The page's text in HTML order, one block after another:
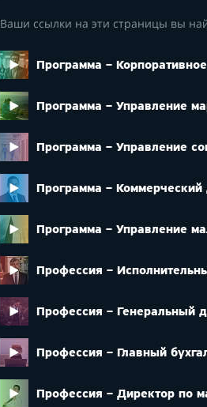
Ваши ссылки на эти страницы вы
Программа –
Программа – Управление
Программа – Управление
Программа – Коммерческий
Программа – Управление
Профессия –
Профессия – Генеральный
Профессия – Главный
Профессия – Директор по